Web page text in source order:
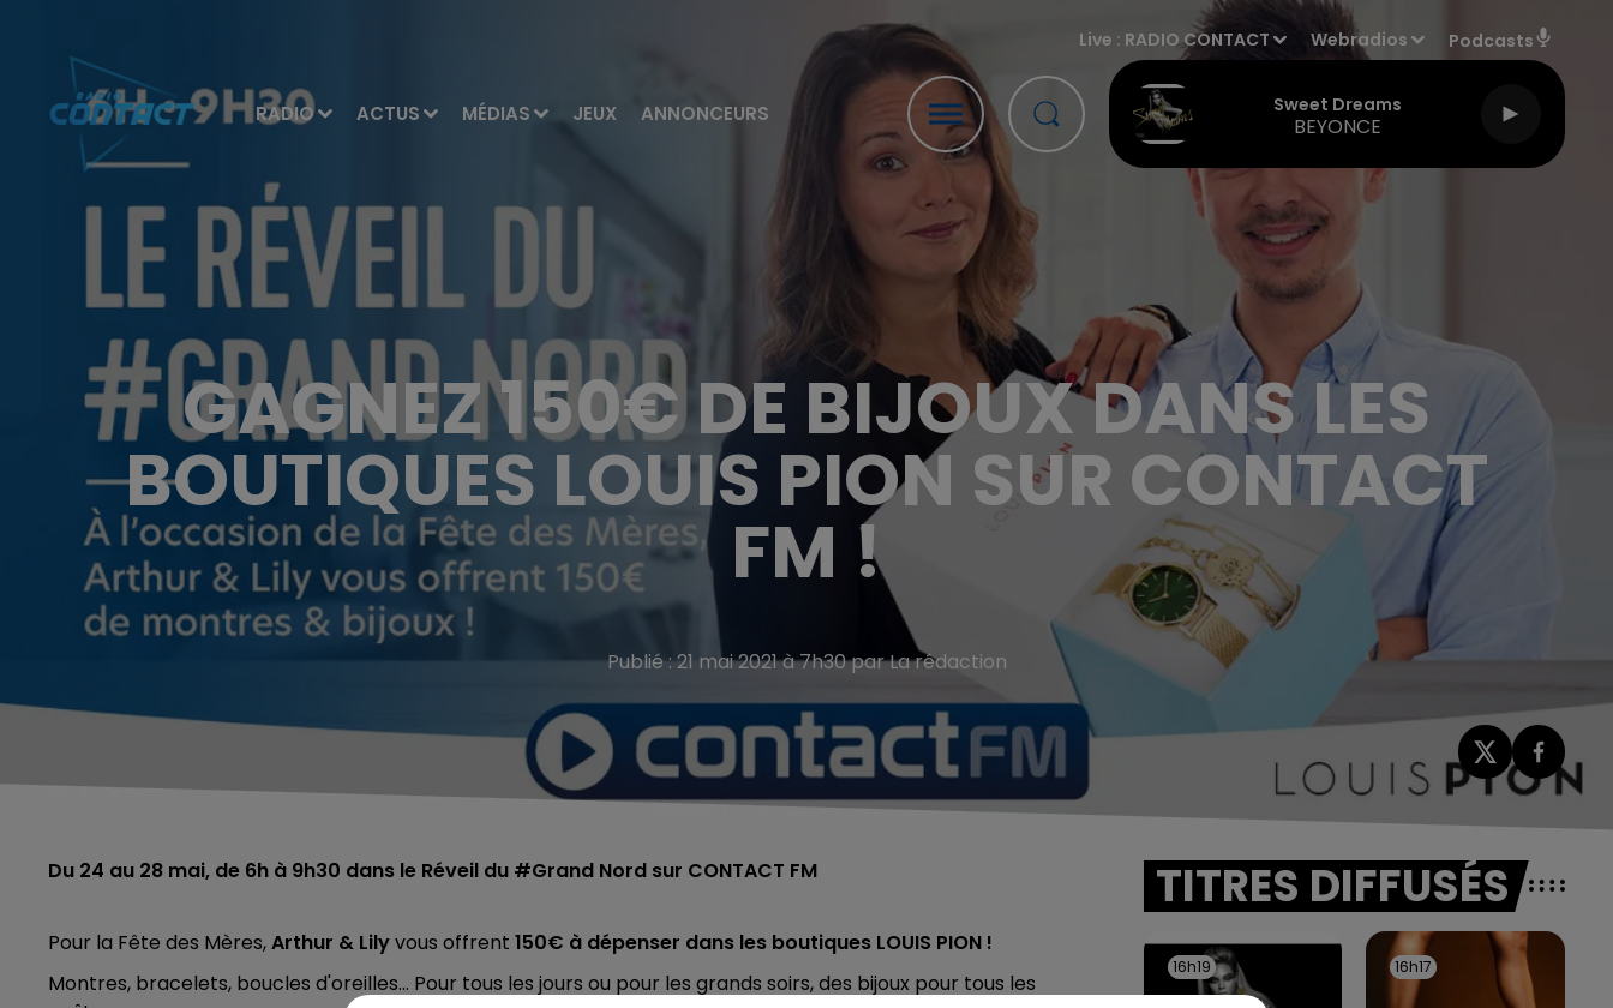
RADIO ACTUS MÉDIAS JEUX ANNONCEURS
Live : RADIO CONTACT Webradios Podcasts
Sweet Dreams
BEYONCE
GAGNEZ 150€ DE BIJOUX DANS LES
BOUTIQUES LOUIS PION SUR CONTACT
FM !
Publié : 21 mai 2021 à 7h30 par La rédaction
Du 24 au 28 mai, de 6h à 9h30 dans le Réveil du #Grand Nord sur CONTACT FM
Pour la Fête des Mères,Arthur & Lilyvous offrent 150€ à dépenser dans les boutiques LOUIS PION !
Montres, bracelets, boucles d'oreilles... Pour tous les jours ou pour les grands soirs, des bijoux pour tous les
TITRES DIFFUSÉS
16h19
16h19 16h17
16h17